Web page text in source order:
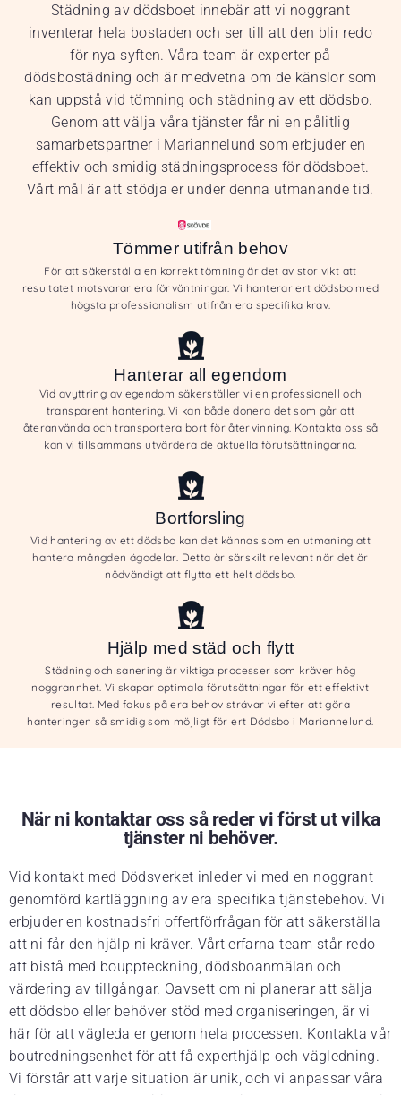
Städning av dödsboet innebär att vi noggrant
inventerar hela bostaden och ser till att den blir redo
för nya syften. Våra team är experter på
dödsbostädning och är medvetna om de känslor som
kan uppstå vid tömning och städning av ett dödsbo.
Genom att välja våra tjänster får ni en pålitlig
samarbetspartner i Mariannelund som erbjuder en
effektiv och smidig städningsprocess för dödsboet.
Vårt mål är att stödja er under denna utmanande tid.
Tömmer utifrån behov
För att säkerställa en korrekt tömning är det av stor vikt att
resultatet motsvarar era förväntningar. Vi hanterar ert dödsbo med
högsta professionalism utifrån era specifika krav.
Hanterar all egendom
Vid avyttring av egendom säkerställer vi en professionell och
transparent hantering. Vi kan både donera det som går att
återanvända och transportera bort för återvinning. Kontakta oss så
kan vi tillsammans utvärdera de aktuella förutsättningarna.
Bortforsling
Vid hantering av ett dödsbo kan det kännas som en utmaning att
hantera mängden ägodelar. Detta är särskilt relevant när det är
nödvändigt att flytta ett helt dödsbo.
Hjälp med städ och flytt
Städning och sanering är viktiga processer som kräver hög
noggrannhet. Vi skapar optimala förutsättningar för ett effektivt
resultat. Med fokus på era behov strävar vi efter att göra
hanteringen så smidig som möjligt för ert Dödsbo i Mariannelund.
När ni kontaktar oss så reder vi först ut vilka
tjänster ni behöver.
Vid kontakt med Dödsverket inleder vi med en noggrant
genomförd kartläggning av era specifika tjänstebehov. Vi
erbjuder en kostnadsfri offertförfrågan för att säkerställa
att ni får den hjälp ni kräver. Vårt erfarna team står redo
att bistå med bouppteckning, dödsboanmälan och
värdering av tillgångar. Oavsett om ni planerar att sälja
ett dödsbo eller behöver stöd med organiseringen, är vi
här för att vägleda er genom hela processen. Kontakta vår
boutredningsenhet för att få experthjälp och vägledning.
Vi förstår att varje situation är unik, och vi anpassar våra